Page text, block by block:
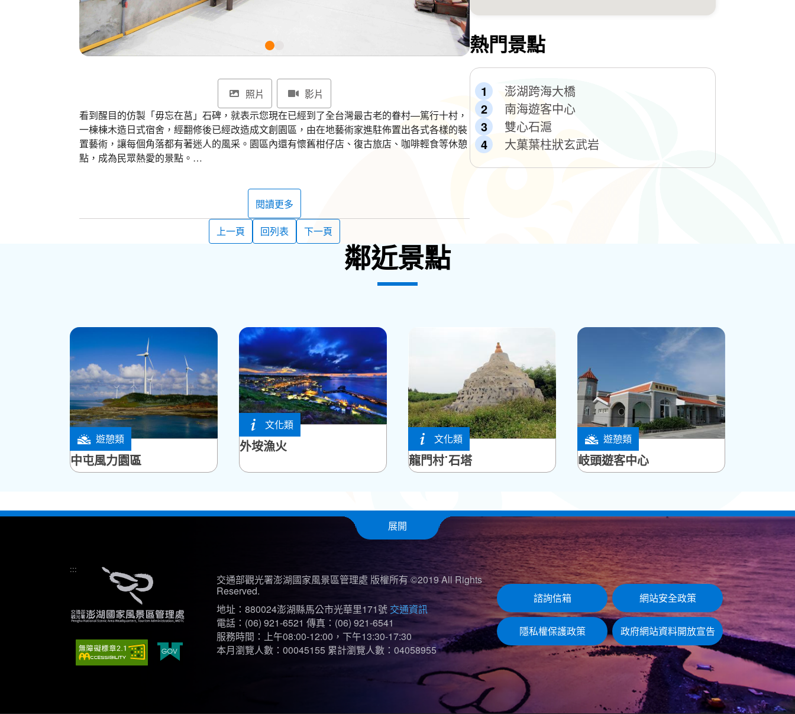
照片
影片
看到醒目的仿製「毋忘在莒」石碑，就表示您現在已經到了全台灣最古老的眷村—篤行十村，
一棟棟木造日式宿舍，經翻修後已經改造成文創園區，由在地藝術家進駐佈置出各式各樣的裝
置藝術，讓每個角落都有著迷人的風采。園區內還有懷舊柑仔店、復古旅店、咖啡輕食等休憩
點，成為民眾熱愛的景點。
篤行十村的前身是日治時期澎湖島要塞司令部和馬公重砲兵大隊軍官的宿舍。二次大戰後由國
民政府接收，改為澎湖防衛司令部軍官有眷宿舍，並且命名為「篤行十村」。篤行十村是結合
了歷史文化與人文地景的特色，澎湖縣政府為了確保眷村文化的永續傳承，在2007年公告為澎
湖縣歷史建築，並且規劃成「眷村風貌特定專用區」，成為現在的「篤行十村眷村文化保存園
如今的澎湖只剩下篤行十村這一處保存完整的日式宿舍群，整修過後的木造建築各有不同的用
途，像是有活化利用建築的書店，還有唱紅「外婆的澎湖灣」的歌手潘安邦，以及歌手張雨生
閱讀更多
上一頁
回列表 下一頁
熱門景點
澎湖跨海大橋
南海遊客中心
雙心石滬
大菓葉柱狀玄武岩
鄰近景點
遊憩類
白沙鄉
中屯風力園區
文化類
西嶼鄉
外垵漁火 文化類
湖西鄉
龍門村˙石塔
遊憩類
白沙鄉
岐頭遊客中心
展開
:::
交通部觀光署澎湖國家風景區管理處 版權所有 ©2019 All Rights
Reserved.
地址：880024澎湖縣馬公市光華里171號 交通資訊
電話：(06) 921-6521 傳真：(06) 921-6541
服務時間：上午08:00-12:00，下午13:30-17:30
本月瀏覽人數：00045155 累計瀏覽人數：04058955
諮詢信箱 網站安全政策
隱私權保護政策 政府網站資料開放宣告